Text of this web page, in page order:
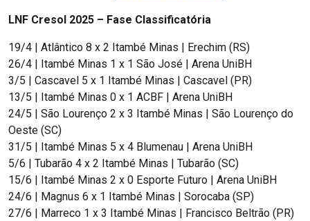
LNF Cresol 2025 – Fase Classificatória
19/4 | Atlântico 8 x 2 Itambé Minas | Erechim (RS)
26/4 | Itambé Minas 1 x 1 São José | Arena UniBH
3/5 | Cascavel 5 x 1 Itambé Minas | Cascavel (PR)
13/5 | Itambé Minas 0 x 1 ACBF | Arena UniBH
24/5 | São Lourenço 2 x 3 Itambé Minas | São Lourenço do
Oeste (SC)
31/5 | Itambé Minas 5 x 4 Blumenau | Arena UniBH
5/6 | Tubarão 4 x 2 Itambé Minas | Tubarão (SC)
15/6 | Itambé Minas 2 x 0 Esporte Futuro | Arena UniBH
24/6 | Magnus 6 x 1 Itambé Minas | Sorocaba (SP)
27/6 | Marreco 1 x 3 Itambé Minas | Francisco Beltrão (PR)